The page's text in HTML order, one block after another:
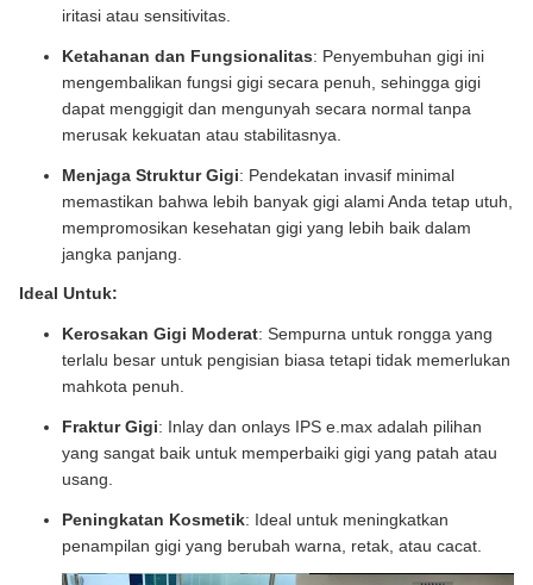
iritasi atau sensitivitas.
Ketahanan dan Fungsionalitas: Penyembuhan gigi ini
mengembalikan fungsi gigi secara penuh, sehingga gigi
dapat menggigit dan mengunyah secara normal tanpa
merusak kekuatan atau stabilitasnya.
Menjaga Struktur Gigi: Pendekatan invasif minimal
memastikan bahwa lebih banyak gigi alami Anda tetap utuh,
mempromosikan kesehatan gigi yang lebih baik dalam
jangka panjang.
Ideal Untuk:
Kerosakan Gigi Moderat: Sempurna untuk rongga yang
terlalu besar untuk pengisian biasa tetapi tidak memerlukan
mahkota penuh.
Fraktur Gigi: Inlay dan onlays IPS e.max adalah pilihan
yang sangat baik untuk memperbaiki gigi yang patah atau
usang.
Peningkatan Kosmetik: Ideal untuk meningkatkan
penampilan gigi yang berubah warna, retak, atau cacat.